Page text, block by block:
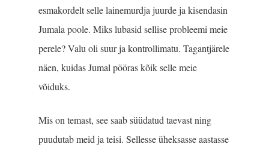
esmakordelt selle lainemurdja juurde ja kisendasin
Jumala poole. Miks lubasid sellise probleemi meie
perele? Valu oli suur ja kontrollimatu. Tagantjärele
näen, kuidas Jumal pööras kõik selle meie
võiduks.
Mis on temast, see saab süüdatud taevast ning
puudutab meid ja teisi. Sellesse üheksasse aastasse